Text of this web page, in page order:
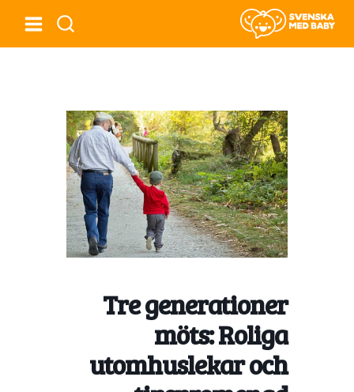
Tre generationer
möts: Roliga
utomhuslekar och